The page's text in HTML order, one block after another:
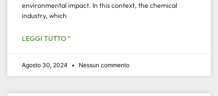
environmental impact. In this context, the chemical
industry, which
LEGGI TUTTO "
Agosto 30, 2024 Nessun commento